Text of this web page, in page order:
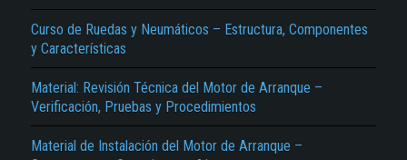
Curso de Ruedas y Neumáticos – Estructura, Componentes
y Características
Material: Revisión Técnica del Motor de Arranque –
Verificación, Pruebas y Procedimientos
Material de Instalación del Motor de Arranque –